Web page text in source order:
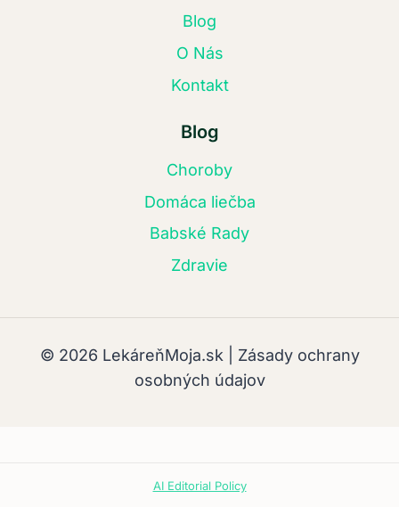
Blog
O Nás
Kontakt
Blog
Choroby
Domáca liečba
Babské Rady
Zdravie
© 2026 LekáreňMoja.sk | Zásady ochrany
osobných údajov
AI Editorial Policy